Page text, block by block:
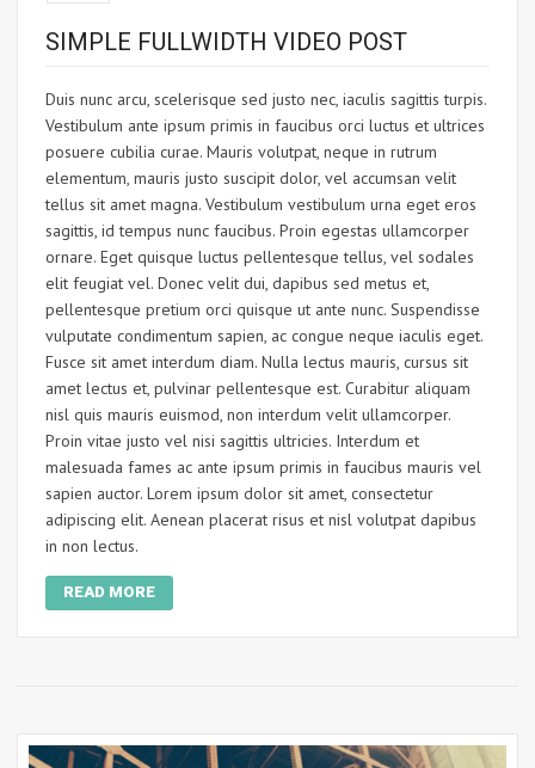
SIMPLE FULLWIDTH VIDEO POST
Duis nunc arcu, scelerisque sed justo nec, iaculis sagittis turpis.
Vestibulum ante ipsum primis in faucibus orci luctus et ultrices
posuere cubilia curae. Mauris volutpat, neque in rutrum
elementum, mauris justo suscipit dolor, vel accumsan velit
tellus sit amet magna. Vestibulum vestibulum urna eget eros
sagittis, id tempus nunc faucibus. Proin egestas ullamcorper
ornare. Eget quisque luctus pellentesque tellus, vel sodales
elit feugiat vel. Donec velit dui, dapibus sed metus et,
pellentesque pretium orci quisque ut ante nunc. Suspendisse
vulputate condimentum sapien, ac congue neque iaculis eget.
Fusce sit amet interdum diam. Nulla lectus mauris, cursus sit
amet lectus et, pulvinar pellentesque est. Curabitur aliquam
nisl quis mauris euismod, non interdum velit ullamcorper.
Proin vitae justo vel nisi sagittis ultricies. Interdum et
malesuada fames ac ante ipsum primis in faucibus mauris vel
sapien auctor. Lorem ipsum dolor sit amet, consectetur
adipiscing elit. Aenean placerat risus et nisl volutpat dapibus
in non lectus.
READ MORE